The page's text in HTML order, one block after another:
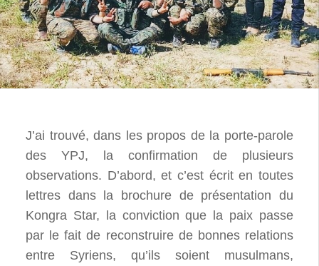
J’ai trouvé, dans les propos de la porte-parole
des YPJ, la confirmation de plusieurs
observations. D’abord, et c’est écrit en toutes
lettres dans la brochure de présentation du
Kongra Star, la conviction que la paix passe
par le fait de reconstruire de bonnes relations
entre Syriens, qu’ils soient musulmans,